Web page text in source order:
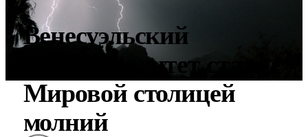
Венесуэльский
муниципалитет стал
Мировой столицей
молний